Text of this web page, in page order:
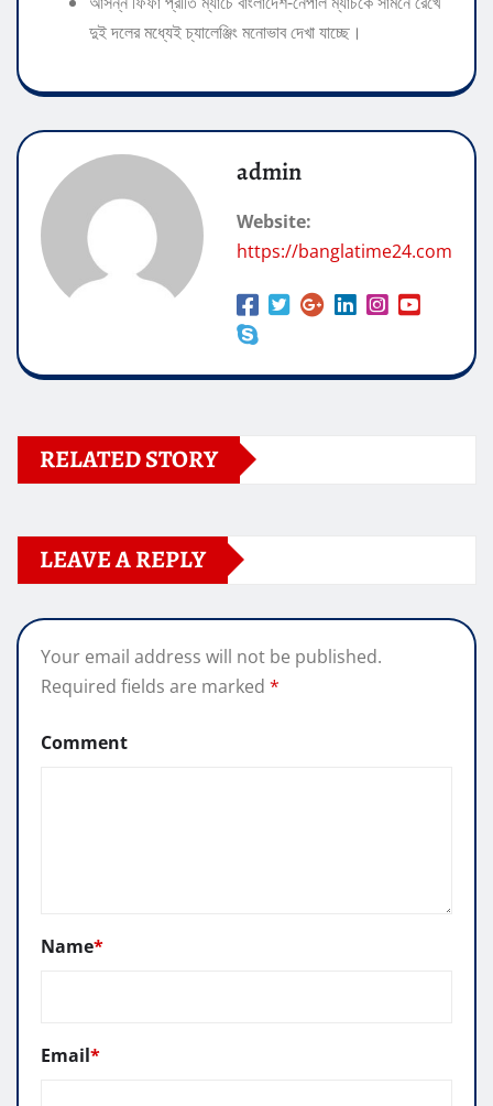
দুই দলের মধ্যেই চ্যালেঞ্জিং মনোভাব দেখা যাচ্ছে।
admin
Website:
https://banglatime24.com
RELATED STORY
LEAVE A REPLY
Your email address will not be published.
Required fields are marked *
Comment
Name*
Email*